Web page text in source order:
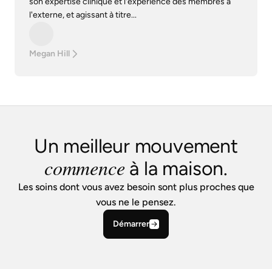
l'externe, et agissant à titre...
Megan Hill
Un meilleur mouvement
commenceà la maison.
Les soins dont vous avez besoin sont plus proches que
vous ne le pensez.
Démarrer